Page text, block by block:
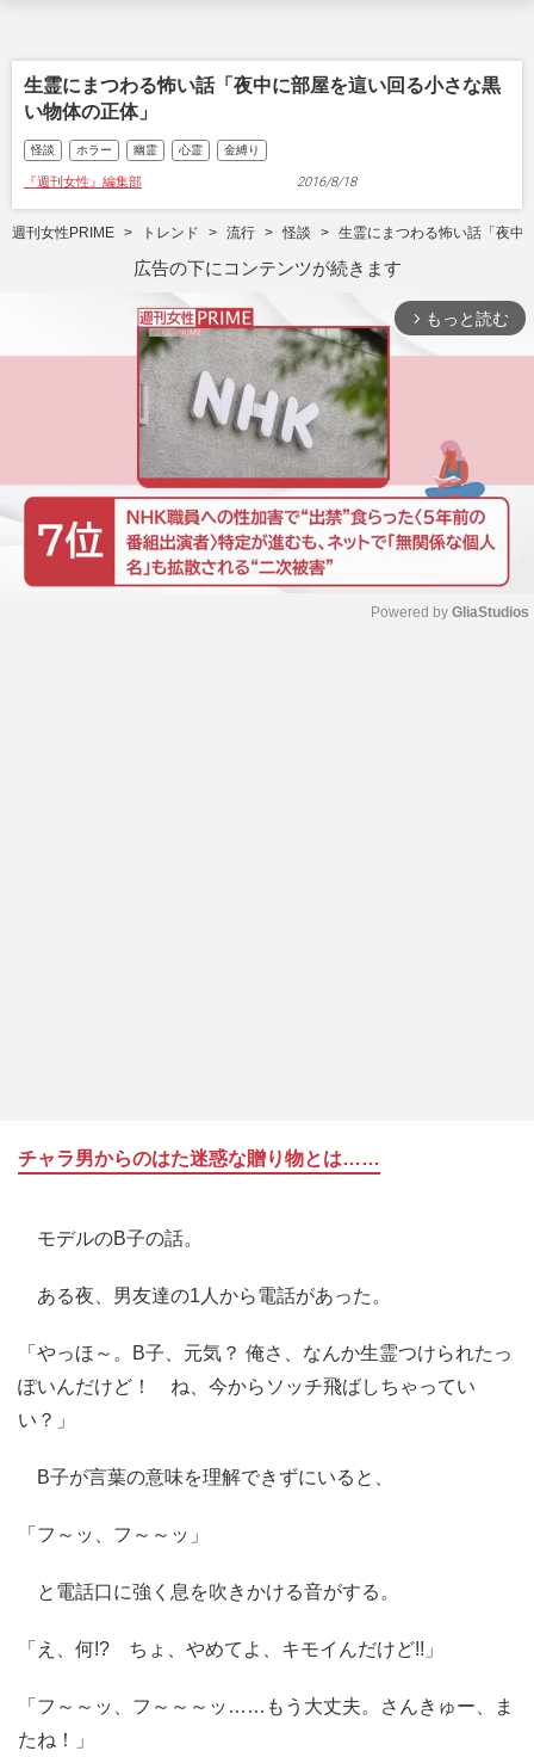
生霊にまつわる怖い話「夜中に部屋を這い回る小さな黒
い物体の正体」
怪談 ホラー 幽霊 心霊 金縛り
『週刊女性』編集部 2016/8/18
週刊女性PRIME トレンド 流行 怪談 生霊にまつわる怖い話「夜中
広告の下にコンテンツが続きます
arrow_forward_ios もっと読む
Powered by GliaStudios
チャラ男からのはた迷惑な贈り物とは……
モデルのB子の話。
ある夜、男友達の1人から電話があった。
「やっほ～。B子、元気？ 俺さ、なんか生霊つけられたっ
ぽいんだけど！ ね、今からソッチ飛ばしちゃってい
い？」
B子が言葉の意味を理解できずにいると、
「フ～ッ、フ～～ッ」
と電話口に強く息を吹きかける音がする。
「え、何!? ちょ、やめてよ、キモイんだけど!!」
「フ～～ッ、フ～～～ッ……もう大丈夫。さんきゅー、ま
たね！」